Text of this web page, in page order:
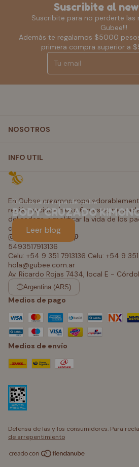
Diccionario ropa de bebé
BODY CRUZADO
Leer blog
Suscribite al
Suscribite para no perderte las
Gubee!!!
Además te regalamos $5000
primera compra superior a
NOSOTROS
INFO UTIL
En Gubee creamos ropa
recién nacidos hasta 6 meses,
delicadeza, simplificar la vida de los
cada regalo.
5493517913136
Celu: +54 9 351 7913136 Celu: +54 9
hola@gubee.com.ar
Av. Ricardo Rojas 7434, local E -
Argentina (ARS)
Medios de pago
Medios de envío
Defensa de las y los consumidores. Para
de arrepentimiento